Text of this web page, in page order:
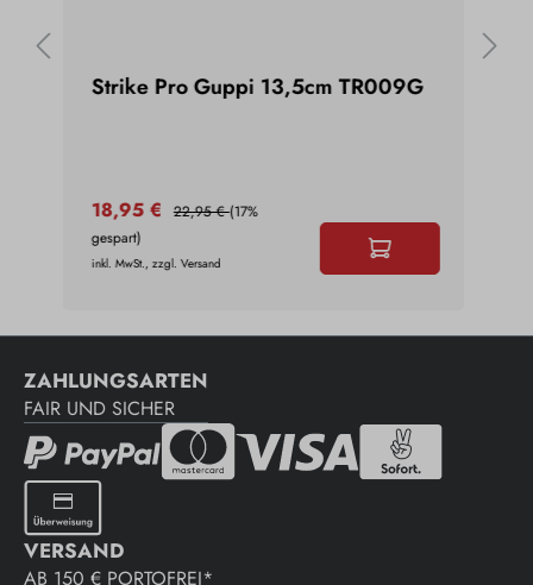
Strike Pro Guppi 13,5cm TR009G
18,95 € 22,95 €(17%
gespart)
inkl. MwSt., zzgl. Versand
ZAHLUNGSARTEN
FAIR UND SICHER
VERSAND
AB 150 € PORTOFREI*